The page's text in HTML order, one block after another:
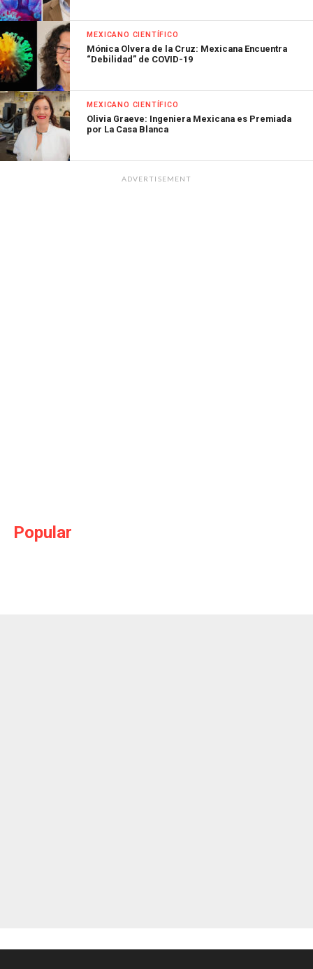
MEXICANO CIENTÍFICO
Mónica Olvera de la Cruz: Mexicana Encuentra
“Debilidad” de COVID-19
MEXICANO CIENTÍFICO
Olivia Graeve: Ingeniera Mexicana es Premiada
por La Casa Blanca
ADVERTISEMENT
Popular